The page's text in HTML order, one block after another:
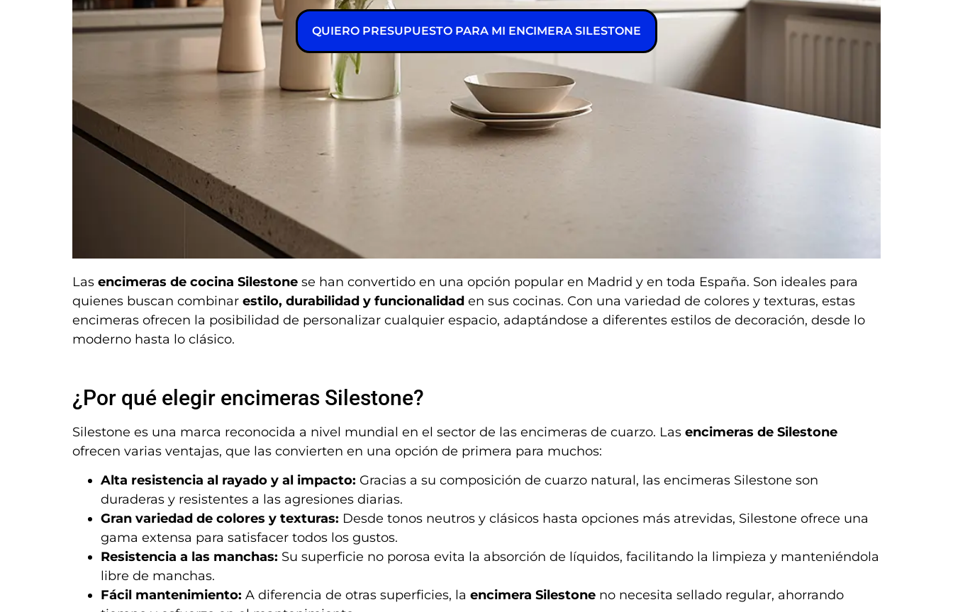
QUIERO PRESUPUESTO PARA MI ENCIMERA SILESTONE
Las encimeras de cocina Silestone se han convertido en una opción popular en Madrid y en toda España. Son ideales para
quienes buscan combinar estilo, durabilidad y funcionalidad en sus cocinas. Con una variedad de colores y texturas, estas
encimeras ofrecen la posibilidad de personalizar cualquier espacio, adaptándose a diferentes estilos de decoración, desde lo
moderno hasta lo clásico.
¿Por qué elegir encimeras Silestone?
Silestone es una marca reconocida a nivel mundial en el sector de las encimeras de cuarzo. Las encimeras de Silestone
ofrecen varias ventajas, que las convierten en una opción de primera para muchos:
Alta resistencia al rayado y al impacto: Gracias a su composición de cuarzo natural, las encimeras Silestone son
duraderas y resistentes a las agresiones diarias.
Gran variedad de colores y texturas: Desde tonos neutros y clásicos hasta opciones más atrevidas, Silestone ofrece una
gama extensa para satisfacer todos los gustos.
Resistencia a las manchas: Su superficie no porosa evita la absorción de líquidos, facilitando la limpieza y manteniéndola
libre de manchas.
Fácil mantenimiento: A diferencia de otras superficies, la encimera Silestone no necesita sellado regular, ahorrando